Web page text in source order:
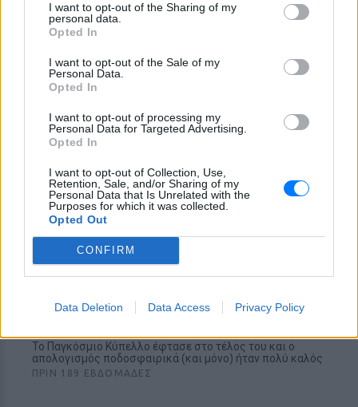
I want to opt-out of the Sharing of my
personal data.
Opted In
I want to opt-out of the Sale of my
Personal Data.
Opted In
I want to opt-out of processing my
Personal Data for Targeted Advertising.
Opted In
I want to opt-out of Collection, Use,
Retention, Sale, and/or Sharing of my
Personal Data that Is Unrelated with the
Purposes for which it was collected.
Opted Out
CONFIRM
Data Deletion Data Access Privacy Policy
ΑΦΙΈΡΩΜΑ
που θα θέλαμε
Οι εκπλήξεις έγιναν, αλλά θέλουμε συγκεκριμένο τελικό
ΑΦΙΈΡΩΜΑ
Μουντιάλ 2022: Αξιζε το Παγκόσμιο Κύπελλο η
Το Παγκόσμιο Κύπελλο έφτασε στο τέλος του και ο
απολογισμός ποδοσφαιρικά (και μόνο) ήταν πολύ καλός
ΠΡΙΝ 189 ΕΒΔΟΜΆΔΕΣ